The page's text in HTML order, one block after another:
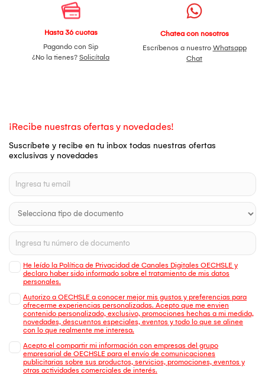
Hasta 36 cuotas
Pagando con Sip
¿No la tienes? Solicítala
Chatea con nosotros
Escríbenos a nuestro Whatsapp
Chat
¡Recibe nuestras ofertas y novedades!
Suscríbete y recibe en tu inbox todas nuestras ofertas
exclusivas y novedades
He leído la Política de Privacidad de Canales Digitales OECHSLE y
declaro haber sido informado sobre el tratamiento de mis datos
personales.
Autorizo a OECHSLE a conocer mejor mis gustos y preferencias para
ofrecerme experiencias personalizadas. Acepto que me envien
contenido personalizado, exclusivo, promociones hechas a mi medida,
novedades, descuentos especiales, eventos y todo lo que se alinee
con lo que realmente me interesa.
Acepto el compartir mi información con empresas del grupo
empresarial de OECHSLE para el envío de comunicaciones
publicitarias sobre sus productos, servicios, promociones, eventos y
otras actividades comerciales de interés.